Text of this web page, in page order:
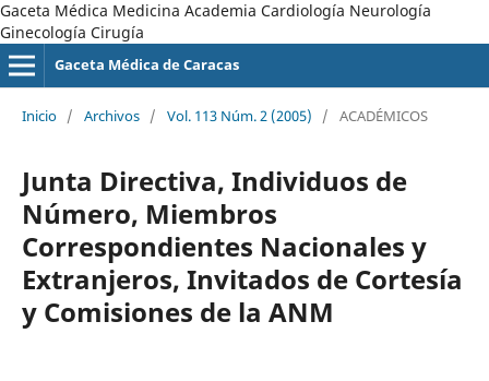
Gaceta Médica Medicina Academia Cardiología Neurología
Ginecología Cirugía
Gaceta Médica de Caracas
Inicio / Archivos / Vol. 113 Núm. 2 (2005) / ACADÉMICOS
Junta Directiva, Individuos de
Número, Miembros
Correspondientes Nacionales y
Extranjeros, Invitados de Cortesía
y Comisiones de la ANM